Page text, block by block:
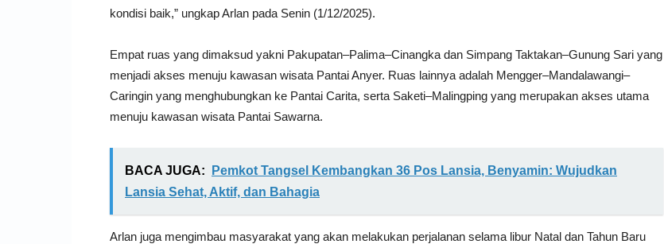
kondisi baik,” ungkap Arlan pada Senin (1/12/2025).
Empat ruas yang dimaksud yakni Pakupatan–Palima–Cinangka dan Simpang Taktakan–Gunung Sari yang
menjadi akses menuju kawasan wisata Pantai Anyer. Ruas lainnya adalah Mengger–Mandalawangi–
Caringin yang menghubungkan ke Pantai Carita, serta Saketi–Malingping yang merupakan akses utama
menuju kawasan wisata Pantai Sawarna.
BACA JUGA:
Pemkot Tangsel Kembangkan 36 Pos Lansia, Benyamin: Wujudkan
Lansia Sehat, Aktif, dan Bahagia
Arlan juga mengimbau masyarakat yang akan melakukan perjalanan selama libur Natal dan Tahun Baru